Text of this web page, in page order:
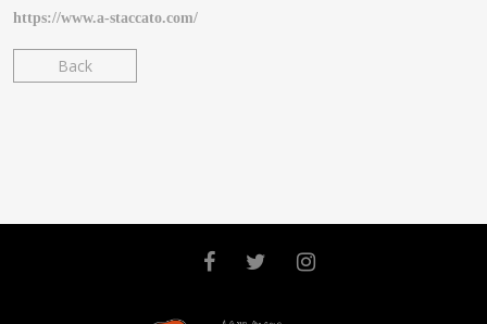
https://www.a-staccato.com/
Back